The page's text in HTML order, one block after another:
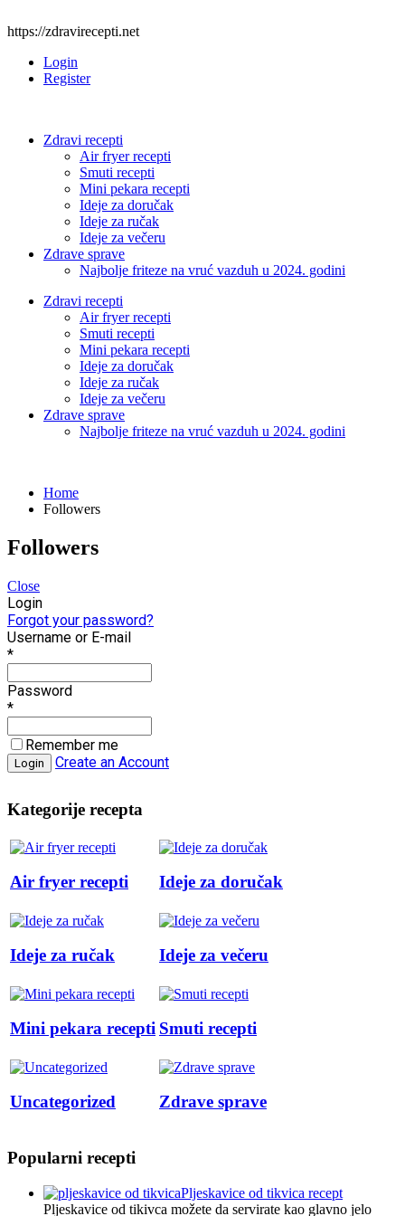
https://zdravirecepti.net
Login
Register
Zdravi recepti
Air fryer recepti
Smuti recepti
Mini pekara recepti
Ideje za doručak
Ideje za ručak
Ideje za večeru
Zdrave sprave
Najbolje friteze na vruć vazduh u 2024. godini
Zdravi recepti
Air fryer recepti
Smuti recepti
Mini pekara recepti
Ideje za doručak
Ideje za ručak
Ideje za večeru
Zdrave sprave
Najbolje friteze na vruć vazduh u 2024. godini
Home
Followers
Followers
Close
Login
Forgot your password?
Username or E-mail
*
Password
*
Remember me
Create an Account
Kategorije recepta
Air fryer recepti Ideje za doručak
Ideje za ručak Ideje za večeru
Mini pekara recepti Smuti recepti
Uncategorized Zdrave sprave
Popularni recepti
Pljeskavice od tikvica recept
Pljeskavice od tikivca možete da servirate kao glavno jelo